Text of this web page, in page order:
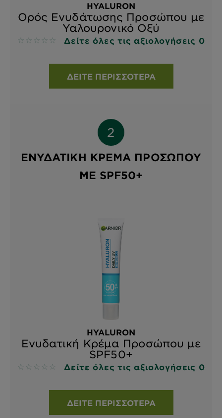
HYALURON
Ορός Ενυδάτωσης Προσώπου με
Υαλουρονικό Οξύ
No reviews Δείτε όλες τις αξιολογήσεις 0
ΔΕΊΤΕ ΠΕΡΙΣΣΌΤΕΡΑ
ΕΝΥΔΑΤΙΚΉ ΚΡΈΜΑ ΠΡΟΣΏΠΟΥ
ΜΕ SPF50+
HYALURON
Ενυδατική Κρέμα Προσώπου με
SPF50+
No reviews Δείτε όλες τις αξιολογήσεις 0
ΔΕΊΤΕ ΠΕΡΙΣΣΌΤΕΡΑ